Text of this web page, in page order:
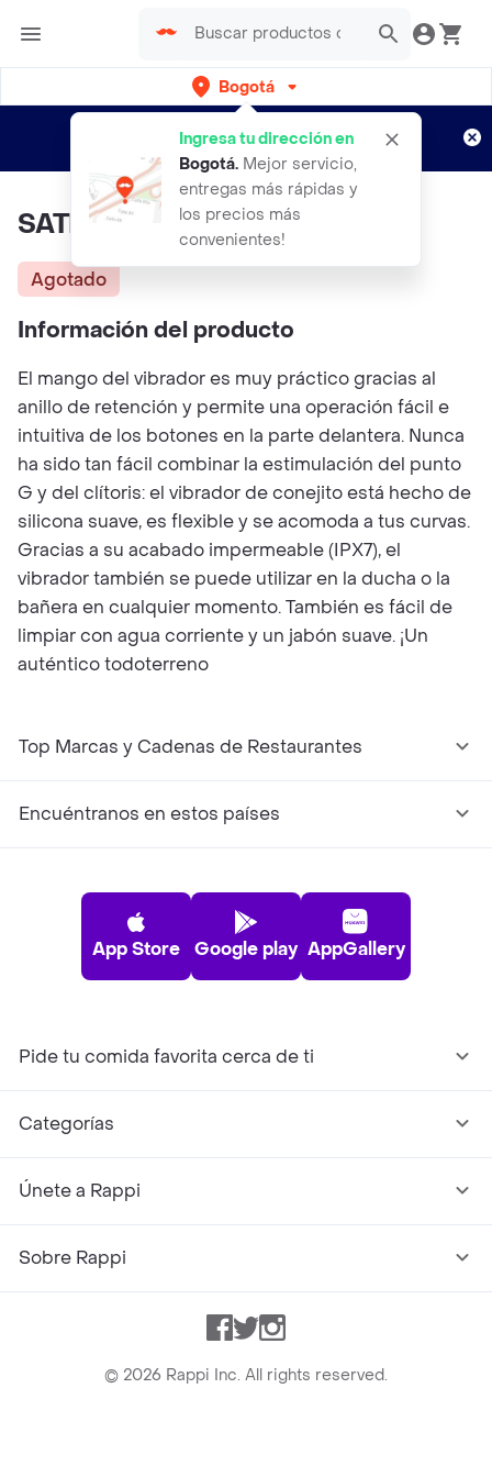
Bogotá
Ingresa tu dirección en
Bogotá. Mejor servicio,
entregas más rápidas y
los precios más
convenientes!
envíos gratis por semanas
Aplican TyC
SATISFYER Embrace Meberry
Agotado
Información del producto
El mango del vibrador es muy práctico gracias al
anillo de retención y permite una operación fácil e
intuitiva de los botones en la parte delantera. Nunca
ha sido tan fácil combinar la estimulación del punto
G y del clítoris: el vibrador de conejito está hecho de
silicona suave, es flexible y se acomoda a tus curvas.
Gracias a su acabado impermeable (IPX7), el
vibrador también se puede utilizar en la ducha o la
bañera en cualquier momento. También es fácil de
limpiar con agua corriente y un jabón suave. ¡Un
auténtico todoterreno
Top Marcas y Cadenas de Restaurantes
Encuéntranos en estos países
App Store Google play AppGallery
Pide tu comida favorita cerca de ti
Categorías
Únete a Rappi
Sobre Rappi
Facebook
TwitterInstagram
© 2026 Rappi Inc. All rights reserved.